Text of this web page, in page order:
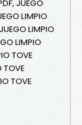
JUEGO
LIMPIO
LIMPIO
LIMPIO
TOVE
TOVE
TOVE